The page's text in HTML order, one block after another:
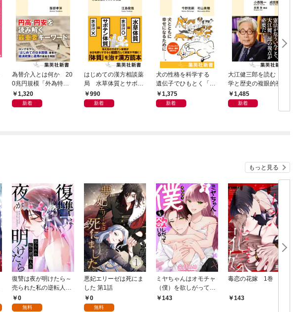
為替介入とは何か 20
0兆円規模「外為特
会」が生まれた謎
1,320
新着
はじめての漢方相談薬
局 水草体質とサボテ
ン体質
990
新着
犬の性格を科学する
遺伝子でひもとく「最
良の友」の進化
1,375
新着
大江健三郎を読む 文
学と歴史の複眼的視点
から1,485
新着
もっと見る
復讐は夜が明けたら～
売られた私の逆転人生
(1)0
無料
悪妃エリーゼは死にま
した 第1話
0
無料
ミヤちゃんはオモチャ
（僕）を欲しがってい
る 1巻
143
毒恋の花嫁 1巻
143